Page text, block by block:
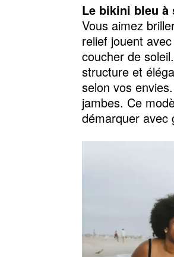
Le bikini bleu à
Vous aimez
relief jouent
coucher de
structure et
selon vos
jambes. Ce
démarquer avec